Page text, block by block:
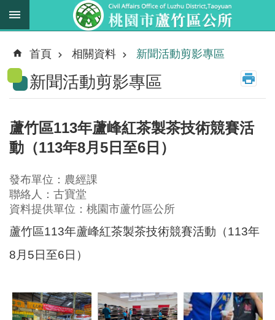
跳到主要內容區塊
新
消
息
務
職
掌
法
規
資
料
進
階
首頁 相關資料 新聞活動剪影專區
新聞活動剪影專區
蘆竹區113年蘆峰紅茶製茶技術競賽活
動（113年8月5日至6日）
發布單位：農經課
聯絡人：古寶堂
資料提供單位：桃園市蘆竹區公所
蘆竹區113年蘆峰紅茶製茶技術競賽活動（113年
8月5日至6日）